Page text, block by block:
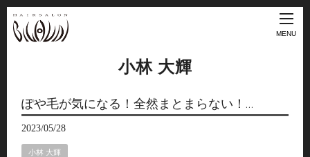
MENU
小林 大輝
ぽや毛が気になる！全然まとまらない！…
2023/05/28
小林 大輝